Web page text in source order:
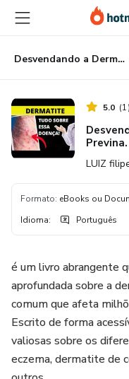
para
conteúdo
principal
para
pagamento
para
rodapé
Desvendando a Dermatite Compreenda e Previna.
5.0 (1)
Previna.
LUIZ
Formato: eBooks ou
Idioma: Português
é um livro abrangente
aprofundada sobre a
comum que afeta
Escrito de forma
valiosas sobre os
eczema, dermatite de